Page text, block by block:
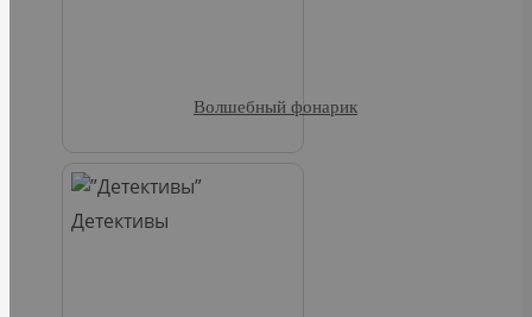
Детективы
Волшебный фонарик